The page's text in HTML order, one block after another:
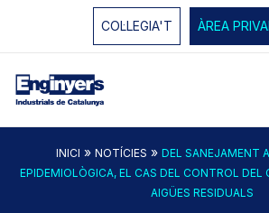
COL·LEGIA'T ÀREA
INICI » NOTÍCIES » DEL SANEJAMENT
EPIDEMIOLÒGICA, EL CAS DEL CONTROL DEL
AIGÜES RESIDUALS